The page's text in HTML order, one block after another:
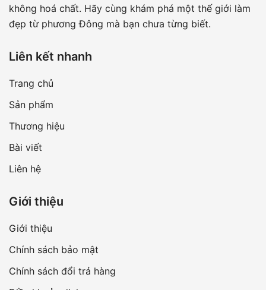
không hoá chất. Hãy cùng khám phá một thế giới làm
đẹp từ phương Đông mà bạn chưa từng biết.
Liên kết nhanh
Trang chủ
Sản phẩm
Thương hiệu
Bài viết
Liên hệ
Giới thiệu
Giới thiệu
Chính sách bảo mật
Chính sách đổi trả hàng